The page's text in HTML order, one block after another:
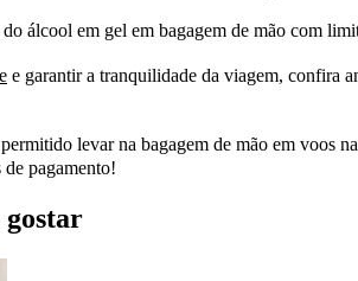
álcool em gel em bagagem de mão com
e garantir a tranquilidade da viagem, confira
levar na bagagem de mão em voos
de pagamento!
gostar